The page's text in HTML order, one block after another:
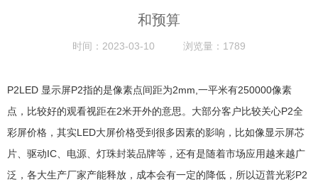
和预算
时间： 2023-03-10 浏览量： 1789
P2LED 显示屏P2指的是像素点间距为2mm,一平米有250000像素
点，比较好的观看视距在2米开外的意思。大部分客户比较关心P2全
彩屏价格，其实LED大屏价格受到很多因素的影响，比如像显示屏芯
片、驱动IC、电源、灯珠封装品牌等，还有是随着市场应用越来越广
泛，各大生产厂家产能释放，成本会有一定的降低，所以迈普光彩P2